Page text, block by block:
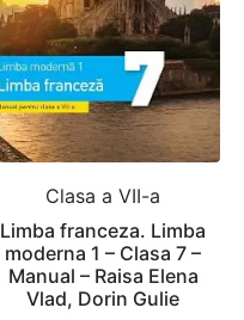
Clasa a VII-a
Limba franceza. Limba
moderna 1 – Clasa 7 –
Manual – Raisa Elena
Vlad, Dorin Gulie